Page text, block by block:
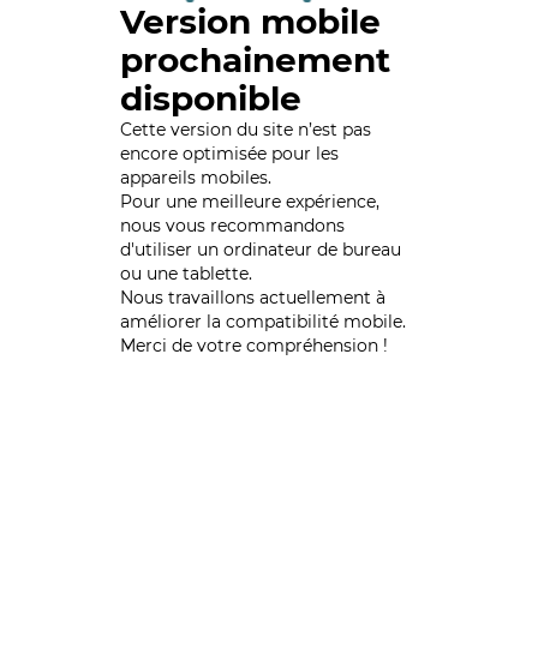
Version mobile
prochainement
disponible
Cette version du site n’est pas
encore optimisée pour les
appareils mobiles.
Pour une meilleure expérience,
nous vous recommandons
d'utiliser un ordinateur de bureau
ou une tablette.
Nous travaillons actuellement à
améliorer la compatibilité mobile.
Merci de votre compréhension !